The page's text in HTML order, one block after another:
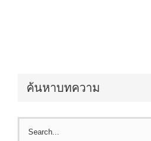
ค้นหาบทความ
Search